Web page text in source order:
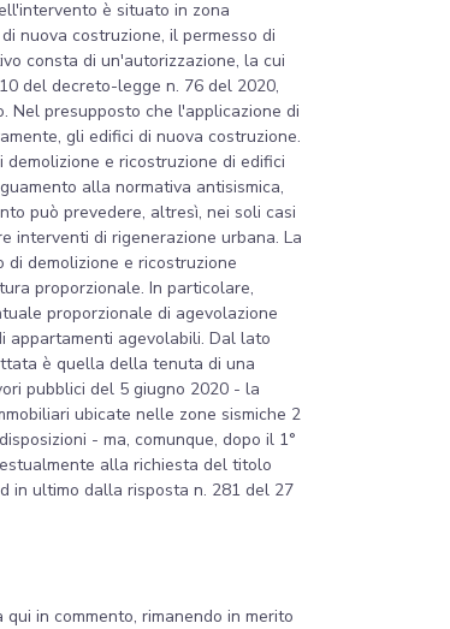
è situato in zona
nuova costruzione, il permesso di
consta di un'autorizzazione, la cui
del decreto-legge n. 76 del 2020,
presupposto che l'applicazione di
gli edifici di nuova costruzione.
e ricostruzione di edifici
alla normativa antisismica,
può prevedere, altresì, nei soli casi
interventi di rigenerazione urbana. La
demolizione e ricostruzione
proporzionale. In particolare,
proporzionale di agevolazione
appartamenti agevolabili. Dal lato
è quella della tenuta di una
pubblici del 5 giugno 2020 - la
ubicate nelle zone sismiche 2
- ma, comunque, dopo il 1°
alla richiesta del titolo
in ultimo dalla risposta n. 281 del 27
in commento, rimanendo in merito